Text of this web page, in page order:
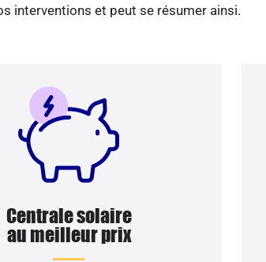
interventions et peut se résumer ainsi.
Centrale solaire
au meilleur prix